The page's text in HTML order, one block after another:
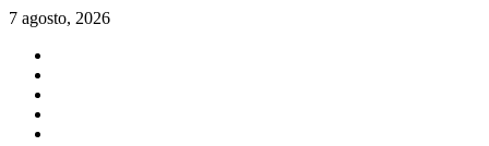
Saltar
contenido
7 agosto, 2026